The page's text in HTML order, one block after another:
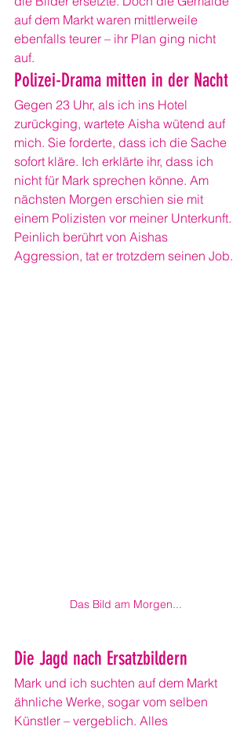
auf dem Markt waren mittlerweile
ebenfalls teurer – ihr Plan ging nicht
auf.
Polizei-Drama mitten in der Nacht
Gegen 23 Uhr, als ich ins Hotel
zurückging, wartete Aisha wütend auf
mich. Sie forderte, dass ich die Sache
sofort kläre. Ich erklärte ihr, dass ich
nicht für Mark sprechen könne. Am
nächsten Morgen erschien sie mit
einem Polizisten vor meiner Unterkunft.
Peinlich berührt von Aishas
Aggression, tat er trotzdem seinen Job.
Das Bild am Morgen...
Die Jagd nach Ersatzbildern
Mark und ich suchten auf dem Markt
ähnliche Werke, sogar vom selben
Künstler – vergeblich. Alles